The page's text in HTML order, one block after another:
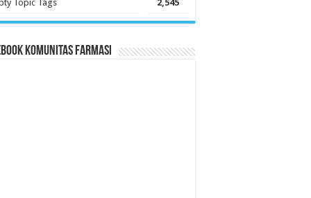
Topic Tags 2,545
Komunitas Farmasi